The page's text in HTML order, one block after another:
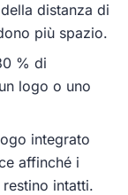
distanza di
più spazio.
% di
logo o uno
integrato
affinché i
intatti.